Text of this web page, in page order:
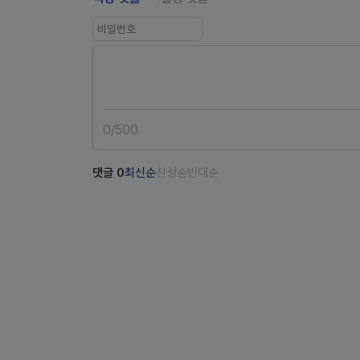
0/500
댓글 0최신순찬성순반대순